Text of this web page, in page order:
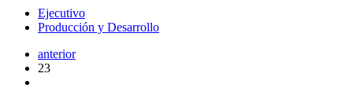
Ejecutivo
Producción y Desarrollo
anterior
23